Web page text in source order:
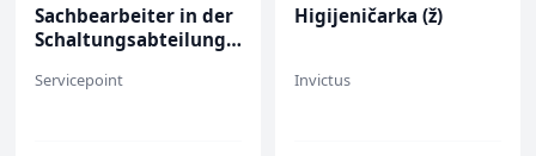
Sachbearbeiter in der
Schaltungsabteilung
Servicepoint
Higijeničarka (ž)
Invictus